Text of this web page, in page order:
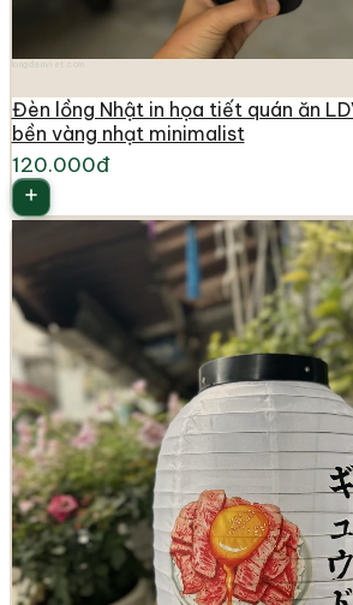
Đèn lồng Nhật in họa tiết quán ăn
bền vàng nhạt minimalist
120.000đ